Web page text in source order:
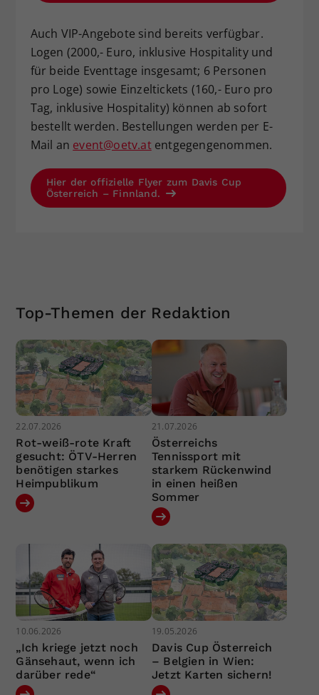
Auch VIP-Angebote sind bereits verfügbar.
Logen (2000,- Euro, inklusive Hospitality und
für beide Eventtage insgesamt; 6 Personen
pro Loge) sowie Einzeltickets (160,- Euro pro
Tag, inklusive Hospitality) können ab sofort
bestellt werden. Bestellungen werden per E-
Mail an event@oetv.atentgegengenommen.
Hier der offizielle Flyer zum Davis Cup
Österreich – Finnland.
Top-Themen der Redaktion
22.07.2026
Rot-weiß-rote Kraft
gesucht: ÖTV-Herren
benötigen starkes
Heimpublikum
21.07.2026
Österreichs
Tennissport mit
starkem Rückenwind
in einen heißen
Sommer
10.06.2026
„Ich kriege jetzt noch
Gänsehaut, wenn ich
darüber rede“
19.05.2026
Davis Cup Österreich
– Belgien in Wien:
Jetzt Karten sichern!